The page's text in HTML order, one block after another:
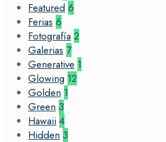
Featured 6
Ferias 6
Fotografía 2
Galerias 7
Generative 1
Glowing 12
Golden 1
Green 3
Hawaii 4
Hidden 3